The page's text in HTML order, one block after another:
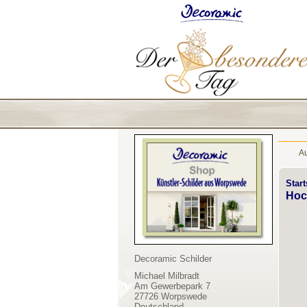
Decoramic Schilder
Michael Milbradt
Am Gewerbepark 7
27726 Worpswede